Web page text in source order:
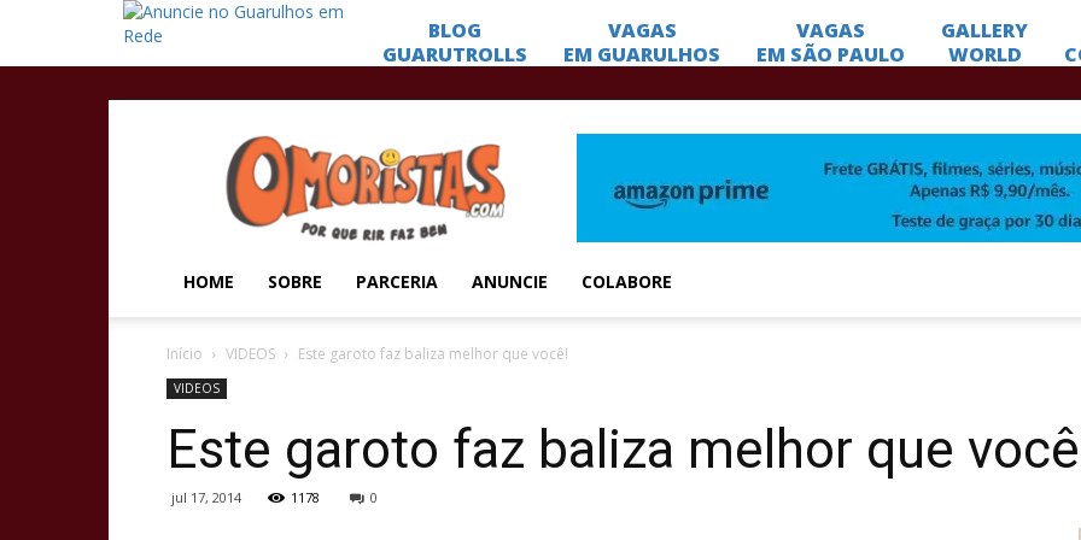
Omoristas
HOME SOBRE PARCERIA ANUNCIE COLABORE
Início VIDEOS Este garoto faz baliza melhor que você!
VIDEOS
Este garoto faz baliza melhor que
jul 17, 2014 1178 0